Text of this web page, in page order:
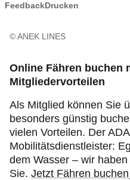
FeedbackDrucken
© ANEK LINES
Online Fähren buchen
Mitgliedervorteilen
Als Mitglied können Sie
besonders günstig
vielen Vorteilen. Der
Mobilitätsdienstleister:
dem Wasser – wir
Sie. Jetzt Fähren buchen